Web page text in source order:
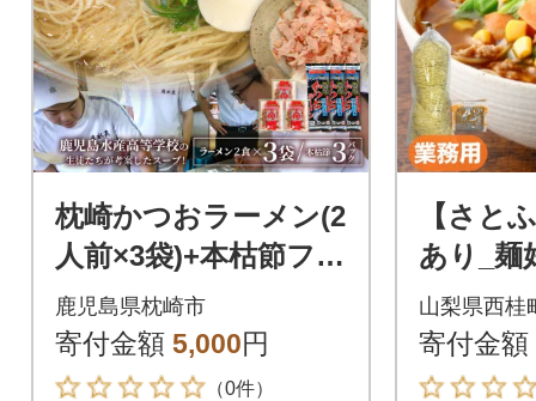
枕崎かつおラーメン(2
人前×3袋)+本枯節フタ
マルパック(3P) 和風
しお味 スープ付 X0-2
7
鹿児島県枕崎市
寄付金額 5,000円
（0件）
【さと
あり_麺
製麺所
ーメン1
(合計10
山梨県西桂
寄付金額